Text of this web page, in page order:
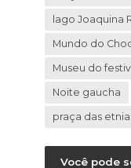
lago Joaquina
Mundo do
Museu do
Noite gaucha
praça das
Você pode